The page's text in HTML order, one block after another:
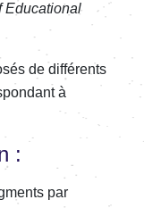
Educational
de différents
à
:
par